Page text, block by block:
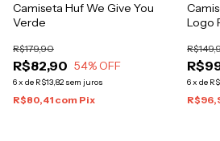
Camiseta Huf We Give You
Verde
R$82,90
R$179,90
54% OFF
6x de R$13,82 sem juros
R$80,41 com Pix
Logo
6x de